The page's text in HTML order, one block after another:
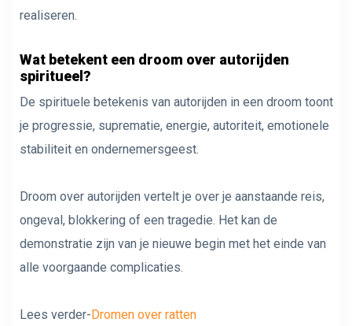
realiseren.
Wat betekent een droom over autorijden
spiritueel?
De spirituele betekenis van autorijden in een droom toont
je progressie, suprematie, energie, autoriteit, emotionele
stabiliteit en ondernemersgeest.
Droom over autorijden vertelt je over je aanstaande reis,
ongeval, blokkering of een tragedie. Het kan de
demonstratie zijn van je nieuwe begin met het einde van
alle voorgaande complicaties.
Lees verder-Dromen over ratten